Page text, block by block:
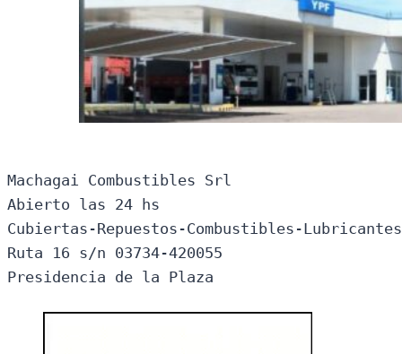
Machagai Combustibles Srl
Abierto las 24 hs
Cubiertas-Repuestos-Combustibles-
Ruta 16 s/n 03734-420055
Presidencia de la Plaza